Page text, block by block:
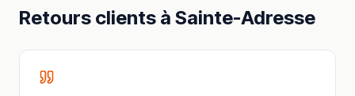
Retours clients à Sainte-Adresse